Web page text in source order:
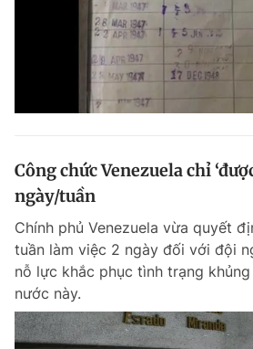
Công chức Venezuela chỉ
ngày/tuần
Chính phủ Venezuela vừa quyết
tuần làm việc 2 ngày đối với đội
nỗ lực khắc phục tình trạng
nước này.